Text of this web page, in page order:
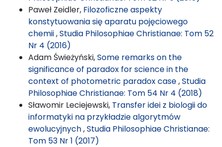
Paweł Zeidler, Filozoficzne aspekty
konstytuowania się aparatu pojęciowego
chemii,Studia Philosophiae Christianae: Tom 52
Nr 4 (2016)
Adam Świeżyński,Some remarks on the
significance of paradox for science in the
context of photometric paradox case,Studia
Philosophiae Christianae: Tom 54 Nr 4 (2018)
Sławomir Leciejewski, Transfer idei z biologii do
informatyki na przykładzie algorytmów
ewolucyjnych,Studia Philosophiae Christianae:
Tom 53 Nr 1 (2017)